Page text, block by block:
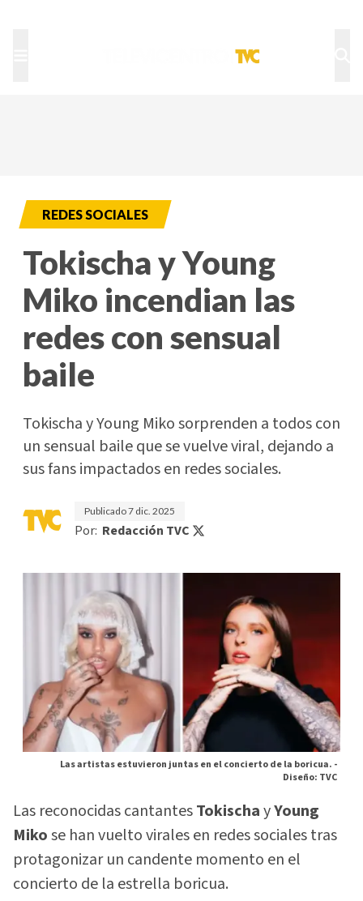
REDES SOCIALES
Tokischa y Young
Miko incendian las
redes con sensual
baile
Tokischa y Young Miko sorprenden a todos con
un sensual baile que se vuelve viral, dejando a
sus fans impactados en redes sociales.
Publicado7 dic. 2025
Por: Redacción TVC
Las artistas estuvieron juntas en el concierto de la boricua. -
Diseño: TVC
Las reconocidas cantantesTokischayYoung
Mikose han vuelto virales en redes sociales tras
protagonizar un candente momento en el
concierto de la estrella boricua.